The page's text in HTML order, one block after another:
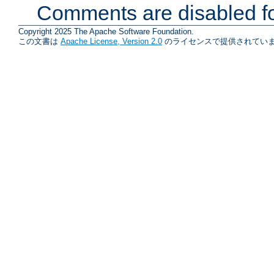
Comments are disabled
Copyright 2025 The Apache Software Foundation.
この文書は Apache License, Version 2.0 のライセンスで提供されてい